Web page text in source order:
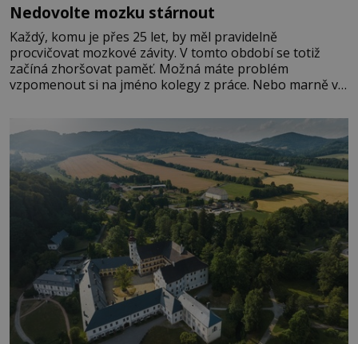
Nedovolte mozku stárnout
Každý, komu je přes 25 let, by měl pravidelně
procvičovat mozkové závity. V tomto období se totiž
začíná zhoršovat paměť. Možná máte problém
vzpomenout si na jméno kolegy z práce. Nebo marně v
Je to opravdu tak, s věkem jako kdyby se paměť
rozhodla stávkovat. Cvičte